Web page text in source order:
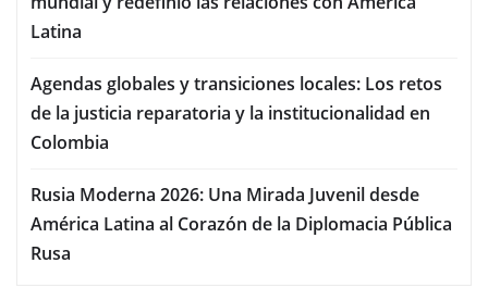
Latina
Agendas globales y transiciones locales: Los retos
de la justicia reparatoria y la institucionalidad en
Colombia
Rusia Moderna 2026: Una Mirada Juvenil desde
América Latina al Corazón de la Diplomacia Pública
Rusa